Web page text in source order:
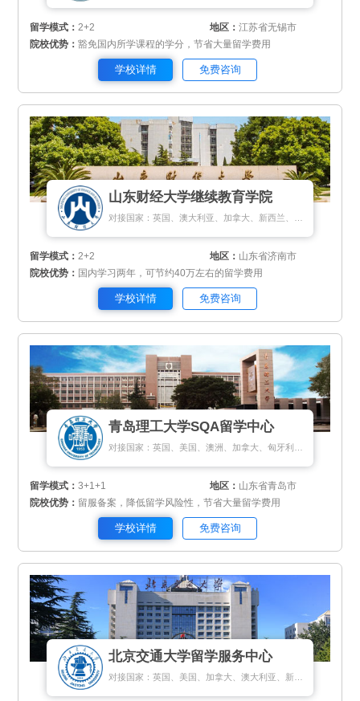
留学模式： 2+2 地区：江苏省无锡市
院校优势：豁免国内所学课程的学分，节省大量留学费用
学校详情 免费咨询
山东财经大学继续教育学院
对接国家：英国、澳大利亚、加拿大、新西兰、新加坡、法国、马来西亚
留学模式：2+2 地区： 山东省济南市
院校优势： 国内学习两年，可节约40万左右的留学费用
学校详情 免费咨询
青岛理工大学SQA留学中心
留学模式：3+1+1 地区： 山东省青岛市
院校优势： 留服备案，降低留学风险性，节省大量留学费用
学校详情 免费咨询
北京交通大学留学服务中心